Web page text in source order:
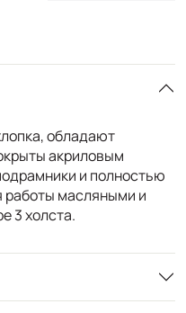
обладают
акриловым
и полностью
работы масляными и
3 холста.